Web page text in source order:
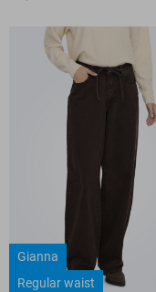
Gianna
Regular waist